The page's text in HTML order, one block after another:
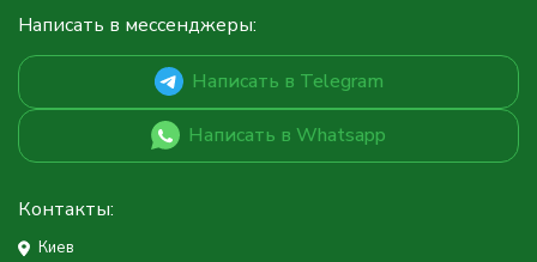
Написать в мессенджеры:
Написать в Telegram
Написать в Whatsapp
Контакты:
Киев